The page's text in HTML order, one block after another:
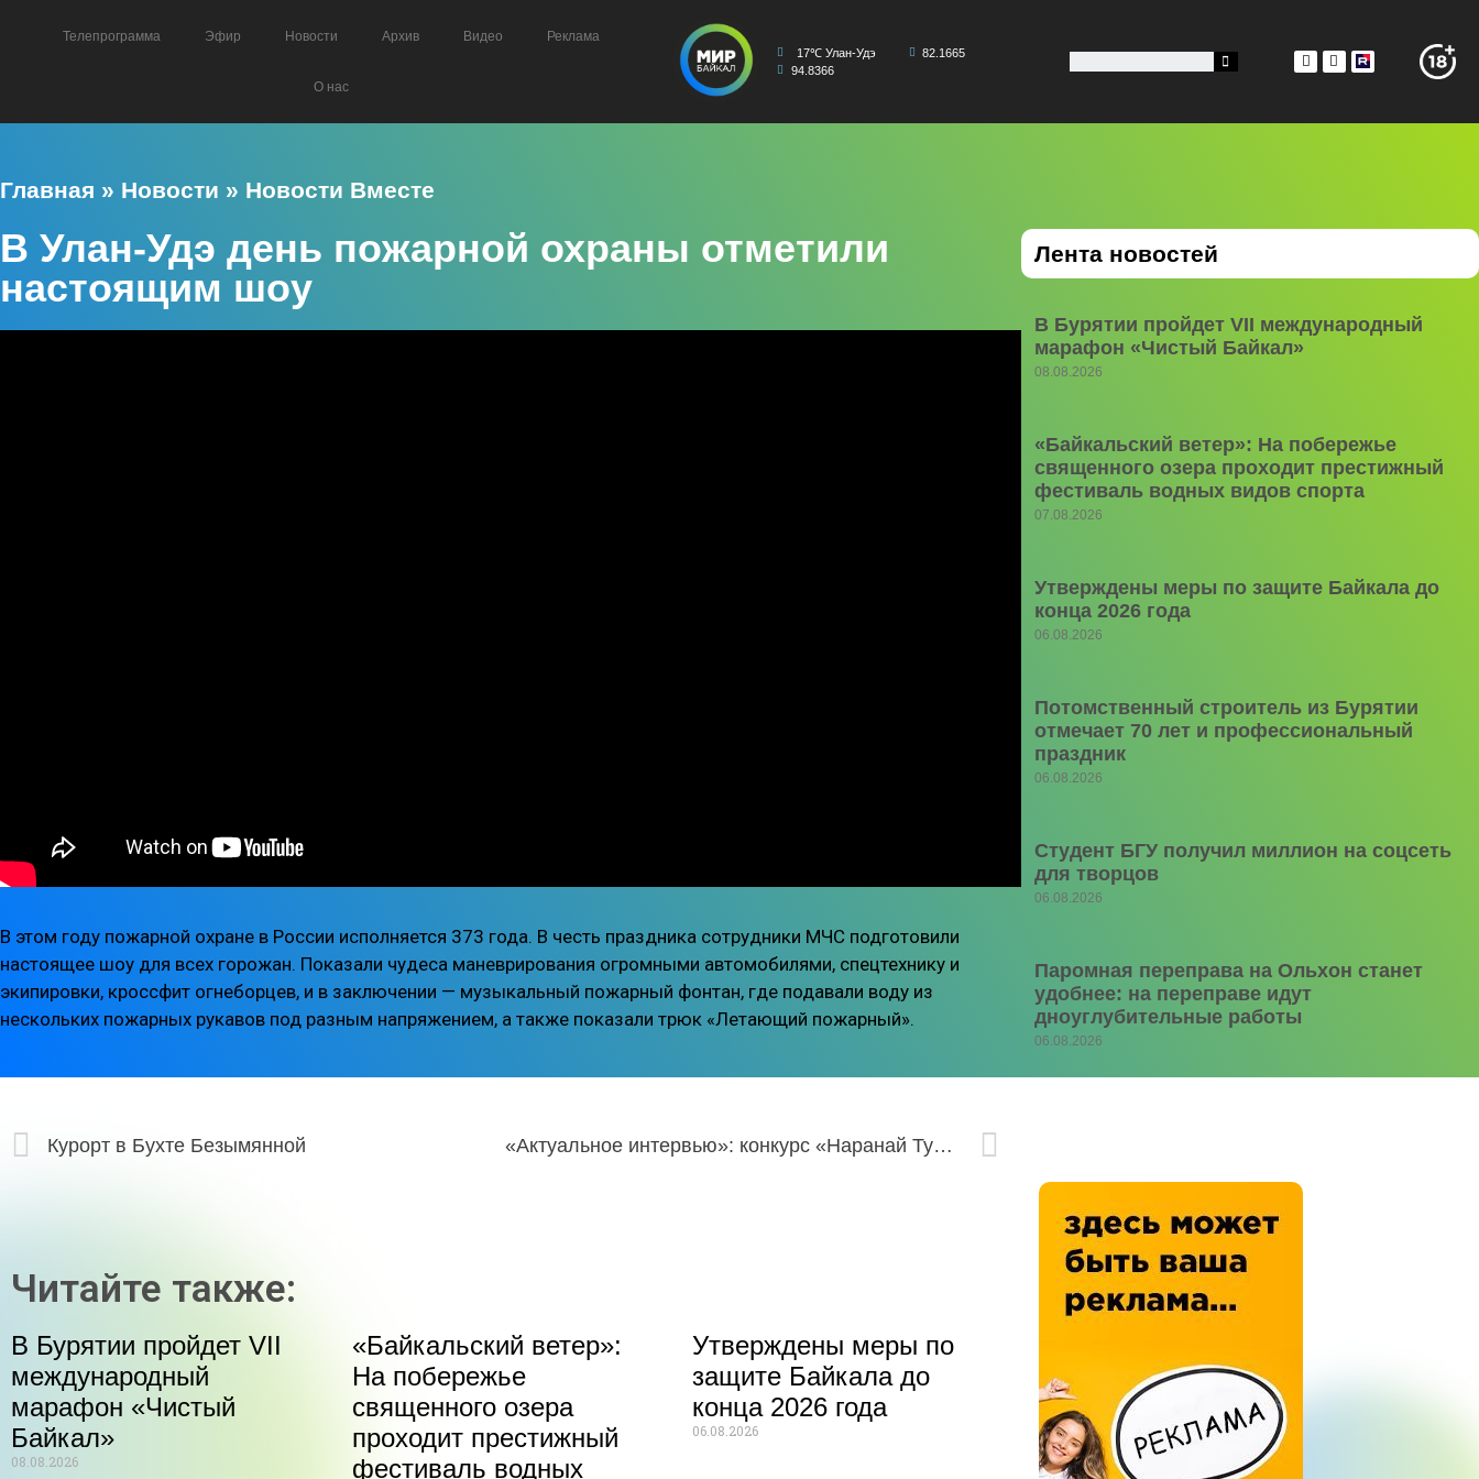
Телепрограмма Эфир Новости Архив Видео Реклама
О нас
17℃ Улан-Удэ
82.1665
94.8366
Главная » Новости » Новости Вместе
В Улан-Удэ день пожарной охраны отметили
настоящим шоу
В этом году пожарной охране в России исполняется 373 года. В честь праздника сотрудники МЧС подготовили
настоящее шоу для всех горожан. Показали чудеса маневрирования огромными автомобилями, спецтехнику и
экипировки, кроссфит огнеборцев, и в заключении — музыкальный пожарный фонтан, где подавали воду из
нескольких пожарных рукавов под разным напряжением, а также показали трюк «Летающий пожарный».
Лента новостей
В Бурятии пройдет VII международный
марафон «Чистый Байкал»
08.08.2026
«Байкальский ветер»: На побережье
священного озера проходит престижный
фестиваль водных видов спорта
07.08.2026
Утверждены меры по защите Байкала до
конца 2026 года
06.08.2026
Потомственный строитель из Бурятии
отмечает 70 лет и профессиональный
праздник
06.08.2026
Студент БГУ получил миллион на соцсеть
для творцов
06.08.2026
Паромная переправа на Ольхон станет
удобнее: на переправе идут
дноуглубительные работы
06.08.2026
Курорт в Бухте Безымянной «Актуальное интервью»: конкурс «Наранай Туяа-2015»
Читайте также:
В Бурятии пройдет VII
международный
марафон «Чистый
Байкал»
08.08.2026
«Байкальский ветер»:
На побережье
священного озера
проходит престижный
фестиваль водных
Утверждены меры по
защите Байкала до
конца 2026 года
06.08.2026